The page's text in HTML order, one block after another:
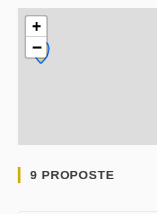
L'elemento seguente è
+
−
9 PROPOSTE